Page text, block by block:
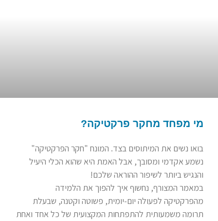
מי מפחד מחקר פרקטיקה?
בואו נשים את המיתוסים בצד. המונח "חקר הפרקטיקה"
נשמע אקדמי ומסובך, אבל האמת היא שהוא הכלי היעיל
והנגיש ביותר לשיפור ההוראה שלכם!
במאמר המצורף, נחשוף איך להפוך את הלמידה
מהפרקטיקה לפעולה יום-יומית, פשוטה וקטנה, שבעלת
תרומה משמעותית להתפתחות המקצועית של כל אחד ואחת